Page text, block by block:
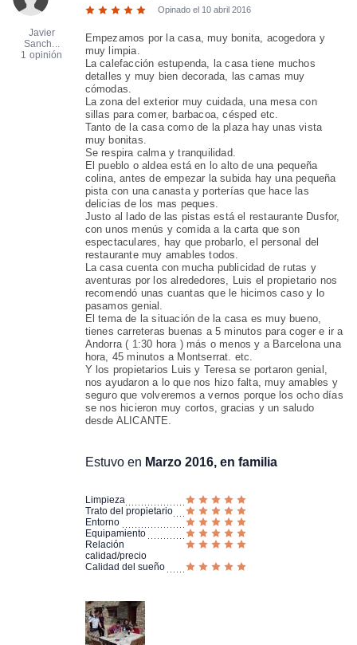
Javier
Sanch...
1 opinión
Opinado el 10 abril 2016
Empezamos por la casa, muy bonita, acogedora y
muy limpia.
La calefacción estupenda, la casa tiene muchos
detalles y muy bien decorada, las camas muy
cómodas.
La zona del exterior muy cuidada, una mesa con
sillas para comer, barbacoa, césped etc.
Tanto de la casa como de la plaza hay unas vista
muy bonitas.
Se respira calma y tranquilidad.
El pueblo o aldea está en lo alto de una pequeña
colina, antes de empezar la subida hay una pequeña
pista con una canasta y porterías que hace las
delicias de los mas peques.
Justo al lado de las pistas está el restaurante Dusfor,
con unos menús y comida a la carta que son
espectaculares, hay que probarlo, el personal del
restaurante muy amables todos.
La casa cuenta con mucha publicidad de rutas y
aventuras por los alrededores, Luis el propietario nos
recomendó unas cuantas que le hicimos caso y lo
pasamos genial.
El tema de la situación de la casa es muy bueno,
tienes carreteras buenas a 5 minutos para coger e ir a
Andorra ( 1:30 hora ) más o menos y a Barcelona una
hora, 45 minutos a Montserrat. etc.
Y los propietarios Luis y Teresa se portaron genial,
nos ayudaron a lo que nos hizo falta, muy amables y
seguro que volveremos a vernos porque los ocho días
se nos hicieron muy cortos, gracias y un saludo
desde ALICANTE.
Estuvo en Marzo 2016, en familia
Limpieza
Trato del propietario
Entorno
Equipamiento
Relación
calidad/precio
Calidad del sueño